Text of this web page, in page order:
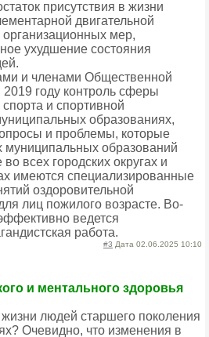
присутствия в жизни
двигательной
организационных мер,
ухудшение состояния
и членами Общественной
2019 году контроль сферы
и спортивной
образованиях,
и проблемы, которые
муниципальных образований
всех городских округах и
имеются специализированные
оздоровительной
лиц пожилого возрасте. Во-
ведется
работа.
#3 Дата 02.06.2025 10:10
и ментального здоровья
жизни людей старшего поколения
Очевидно, что изменения в